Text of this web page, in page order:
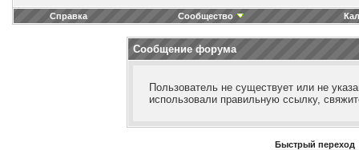
Справка Сообщество
Сообщение форума
Пользователь не существует или не
использовали правильную ссылку,
Быстрый переход